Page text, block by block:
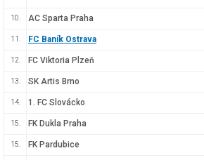
10. AC Sparta Praha
11. FC Baník Ostrava
12. FC Viktoria Plzeň
13. SK Artis Brno
14. 1. FC Slovácko
15. FK Dukla Praha
15. FK Pardubice